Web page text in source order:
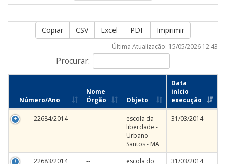
Copiar CSV Excel PDF Imprimir
Procurar:
Última Atualização: 15/05/2026 12:43
Número/Ano
Nome
Órgão
Objeto
Data
início
execução
22684/2014 --
escola da
liberdade -
Urbano
Santos - MA
31/03/2014
22683/2014 --
escola do
31/03/2014